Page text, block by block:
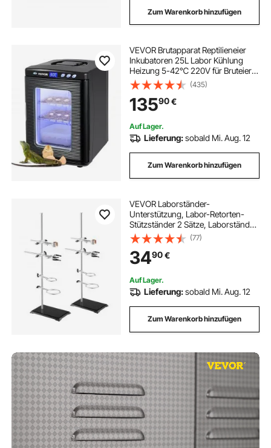
Zum Warenkorb hinzufügen
VEVOR Brutapparat Reptilieneier
Inkubatoren 25L Labor Kühlung
Heizung 5-42℃ 220V für Bruteier
Schwarz
(435)
13590€
Auf Lager.
Lieferung:sobald Mi. Aug. 12
Zum Warenkorb hinzufügen
VEVOR Laborständer-
Unterstützung, Labor-Retorten-
Stützständer 2 Sätze, Laborständer
aus Stahl mit 60 cm Stab & 210,82 x
135 mm Gusseisenbasis, inkl.
Kolbenklemmen, Bürettenklemmen
und Kreuzklemmen
(77)
3490€
Auf Lager.
Lieferung:sobald Mi. Aug. 12
Zum Warenkorb hinzufügen